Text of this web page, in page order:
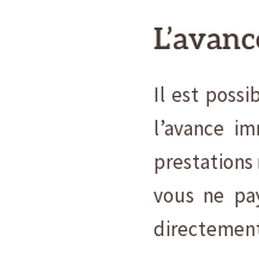
Il est
l’avance
prestations
vous ne